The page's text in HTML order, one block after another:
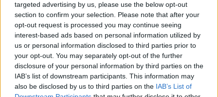
targeted advertising by us, please use the below opt-out
section to confirm your selection. Please note that after your
opt-out request is processed you may continue seeing
interest-based ads based on personal information utilized by
us or personal information disclosed to third parties prior to
your opt-out. You may separately opt-out of the further
disclosure of your personal information by third parties on the
IAB’s list of downstream participants. This information may
also be disclosed by us to third parties on the IAB’s List of
Žiūrimiausi įrašai
00:00:49
Pateikė daugiau detalių apie iš tėvų paimtus šešis
vaikus: jiems kilusi grėsmė
Žinios Lietuvos diena